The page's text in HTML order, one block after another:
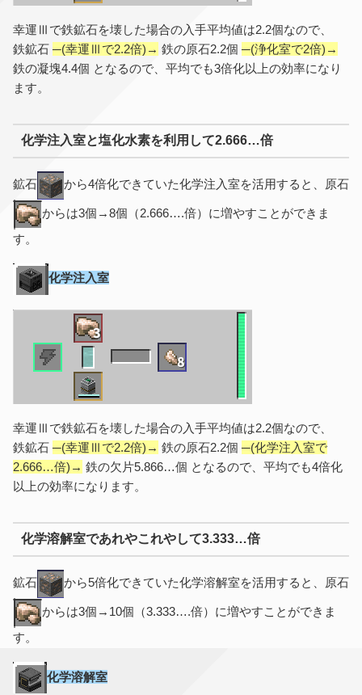
幸運Ⅲで鉄鉱石を壊した場合の入手平均値は2.2個なので、
鉄鉱石 ─(幸運Ⅲで2.2倍)→ 鉄の原石2.2個 ─(浄化室で2倍)→
鉄の凝塊4.4個 となるので、平均でも3倍化以上の効率になり
ます。
化学注入室と塩化水素を利用して2.666…倍
鉱石 から4倍化できていた化学注入室を活用すると、原石
からは3個→8個（2.666….倍）に増やすことができま
す。
化学注入室
幸運Ⅲで鉄鉱石を壊した場合の入手平均値は2.2個なので、
鉄鉱石 ─(幸運Ⅲで2.2倍)→ 鉄の原石2.2個 ─(化学注入室で
2.666…倍)→ 鉄の欠片5.866…個 となるので、平均でも4倍化
以上の効率になります。
化学溶解室であれやこれやして3.333…倍
鉱石 から5倍化できていた化学溶解室を活用すると、原石
からは3個→10個（3.333….倍）に増やすことができま
す。
化学溶解室